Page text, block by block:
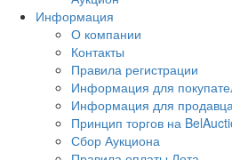
Информация
О компании
Контакты
Правила регистрации
Информация для
Информация для
Принцип торгов на
Сбор Аукциона